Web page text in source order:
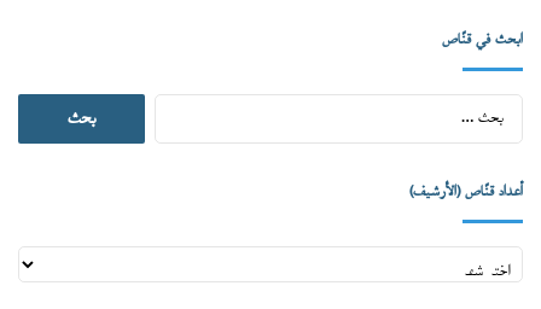
ابحث في قنّاص
البحث
أعداد قنّاص (الأرشيف)
أعداد
قنّاص